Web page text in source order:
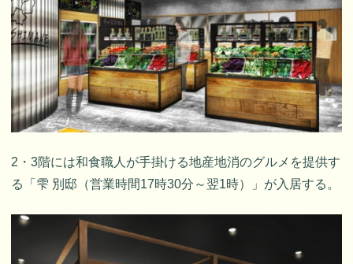
2・3階には和食職人が手掛ける地産地消のグルメを提供す
る「雫 別邸（営業時間17時30分～翌1時）」が入居する。